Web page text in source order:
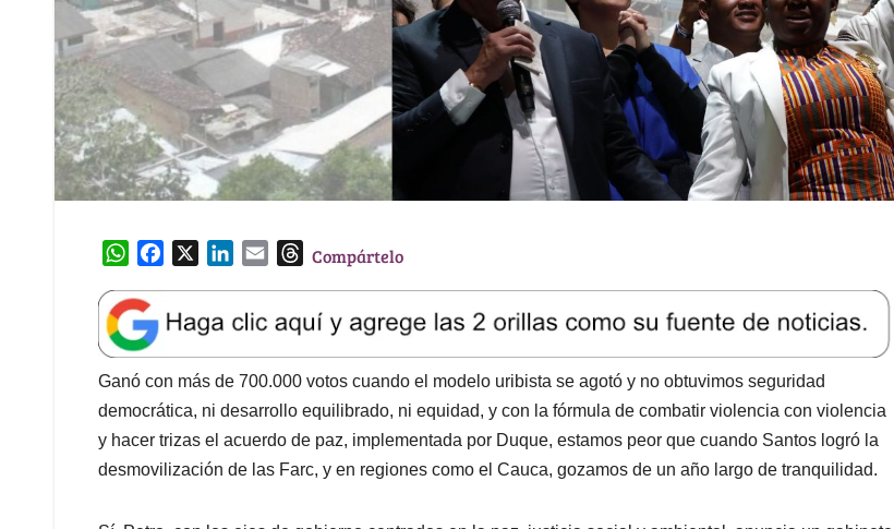
W
a
t
s
A
p
p
e
b
o
o
k
k
e
d
I
n
l
T
e
a
d
s
Compártelo
Ganó con más de 700.000 votos cuando el modelo uribista se agotó y no obtuvimos seguridad
democrática, ni desarrollo equilibrado, ni equidad, y con la fórmula de combatir violencia con violencia
y hacer trizas el acuerdo de paz, implementada por Duque, estamos peor que cuando Santos logró la
desmovilización de las Farc, y en regiones como el Cauca, gozamos de un año largo de tranquilidad.